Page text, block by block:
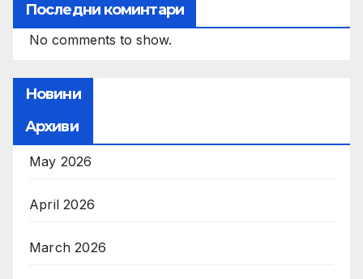
Последни коминтари
No comments to show.
Новини
Архиви
May 2026
April 2026
March 2026